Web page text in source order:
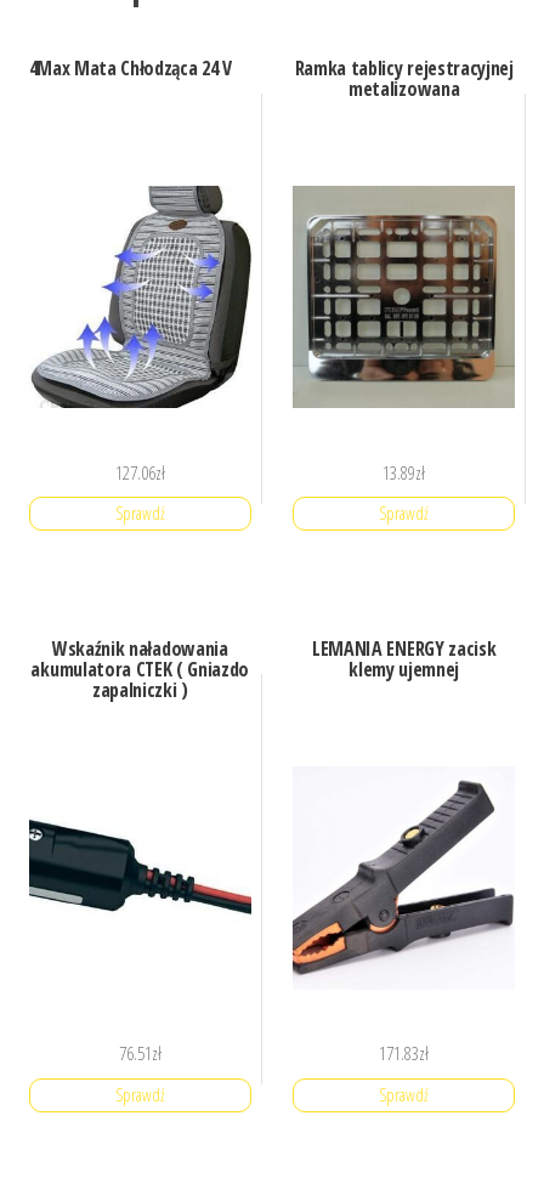
4Max Mata Chłodząca 24 V
127.06zł
Sprawdź
Ramka tablicy rejestracyjnej
metalizowana
13.89zł
Sprawdź
Wskaźnik naładowania
akumulatora CTEK ( Gniazdo
zapalniczki )
76.51zł
Sprawdź
LEMANIA ENERGY zacisk
klemy ujemnej
171.83zł
Sprawdź